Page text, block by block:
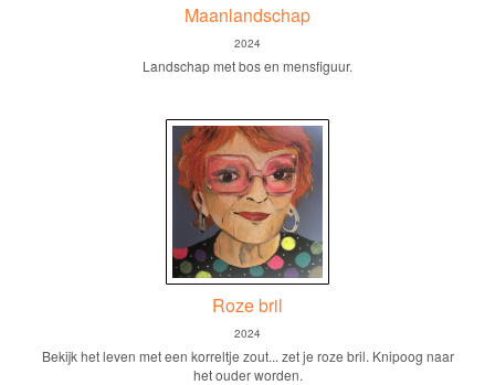
Maanlandschap
2024
Landschap met bos en mensfiguur.
Roze bril
2024
Bekijk het leven met een korreltje zout... zet je roze bril. Knipoog naar
het ouder worden.